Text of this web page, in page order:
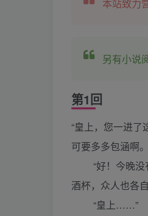
本站致力
另有小说
第1回
“皇上，您一进
可要多多包涵啊
“好！今晚没
酒杯，众人也各
“皇上……”